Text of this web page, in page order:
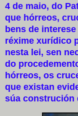
4 de maio, do
que hórreos,
bens de
réxime xurídico
nesta lei, sen
do
hórreos, os
que existan
súa construción